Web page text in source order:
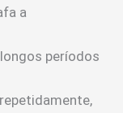
a
períodos